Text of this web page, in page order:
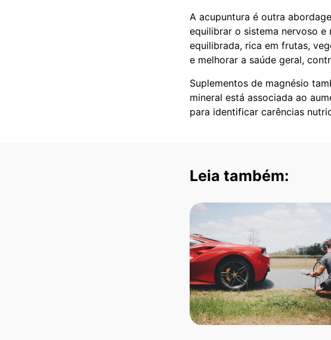
A acupuntura é outra
equilibrar o sistema nervoso e
equilibrada, rica em frutas,
e melhorar a saúde geral,
Suplementos de magnésio
mineral está associada ao
para identificar carências
Leia também: